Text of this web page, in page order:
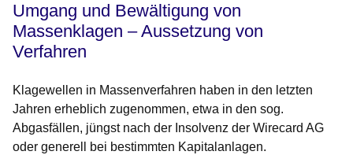
Umgang und Bewältigung von
Massenklagen – Aussetzung von
Verfahren
Klagewellen in Massenverfahren haben in den letzten
Jahren erheblich zugenommen, etwa in den sog.
Abgasfällen, jüngst nach der Insolvenz der Wirecard AG
oder generell bei bestimmten Kapitalanlagen.